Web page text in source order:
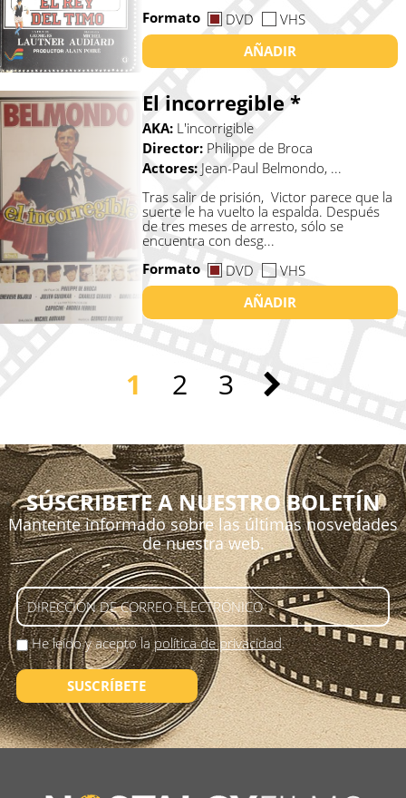
Formato
DVD
VHS
AÑADIR
El incorregible *
AKA: L'incorrigible
Director: Philippe de Broca
Actores: Jean-Paul Belmondo, ...
Tras salir de prisión, Victor parece que la
suerte le ha vuelto la espalda. Después
de tres meses de arresto, sólo se
encuentra con desg...
Formato
DVD
VHS
AÑADIR
1 2 3
SÚSCRIBETE A NUESTRO BOLETÍN
Mantente informado sobre las últimas nosvedades
de nuestra web.
He leído y acepto lapolítica de privacidad.
SUSCRÍBETE